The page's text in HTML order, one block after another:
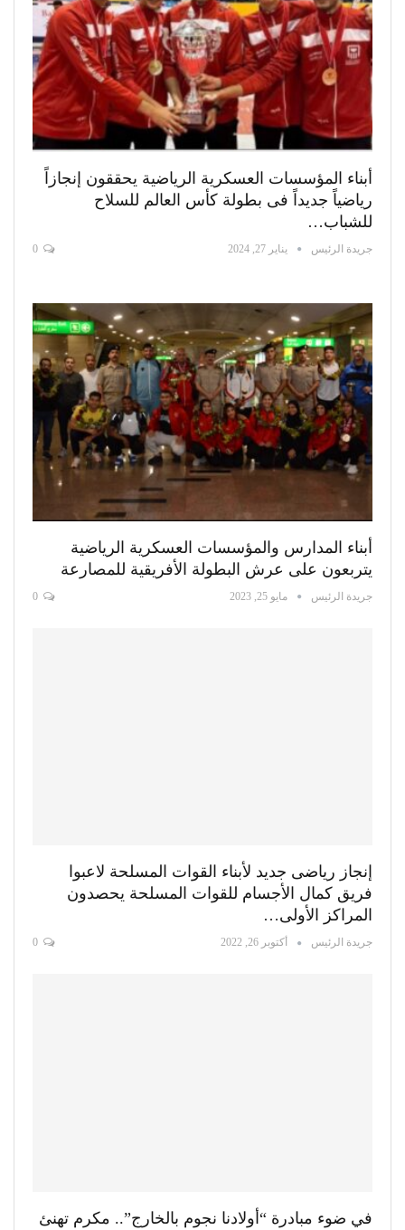
أبناء المؤسسات العسكرية الرياضية يحققون إنجازاً
رياضياً جديداً فى بطولة كأس العالم للسلاح
للشباب…
جريدة الرئيس يناير 27, 2024
أبناء المدارس والمؤسسات العسكرية الرياضية
يتربعون على عرش البطولة الأفريقية للمصارعة
جريدة الرئيس مايو 25, 2023
إنجاز رياضى جديد لأبناء القوات المسلحة لاعبوا
فريق كمال الأجسام للقوات المسلحة يحصدون
المراكز الأولى…
جريدة الرئيس أكتوبر 26, 2022
في ضوء مبادرة “أولادنا نجوم بالخارج”.. مكرم تهنئ